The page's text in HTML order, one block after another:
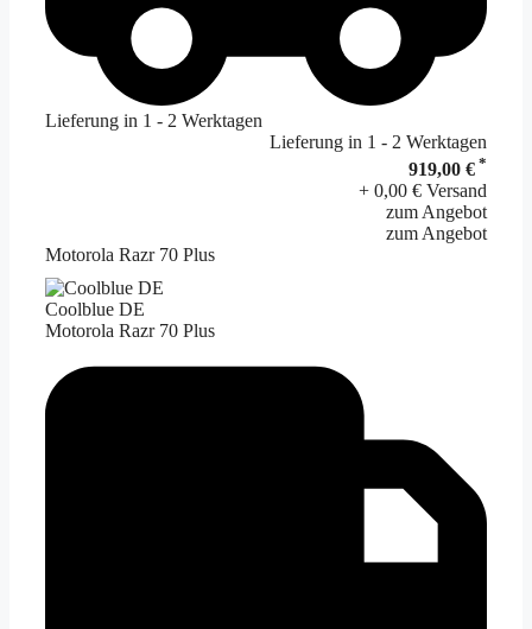
Lieferung in 1 - 2 Werktagen
Lieferung in 1 - 2 Werktagen
919,00 € *
+ 0,00 € Versand
zum Angebot
zum Angebot
Motorola Razr 70 Plus
Coolblue DE
Motorola Razr 70 Plus